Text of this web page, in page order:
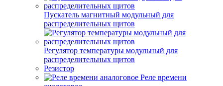
Пускатель магнитный модульный для
распределительных щитов
Регулятор температуры модульный для
распределительных щитов
Резистор
Реле времени